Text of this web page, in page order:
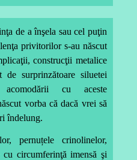
de a înşela sau cel puţin
privitorilor s-au născut
construcţii metalice
surprinzătoare siluetei
cu aceste
vorba că dacă vrei să
îndelung.
pernuțele crinolinelor,
circumferinţă imensă şi